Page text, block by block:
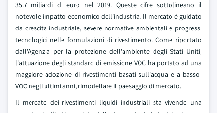
35.7 miliardi di euro nel 2019. Queste cifre sottolineano il
notevole impatto economico dell'industria. Il mercato è guidato
da crescita industriale, severe normative ambientali e progressi
tecnologici nelle formulazioni di rivestimento. Come riportato
dall'Agenzia per la protezione dell'ambiente degli Stati Uniti,
l'attuazione degli standard di emissione VOC ha portato ad una
maggiore adozione di rivestimenti basati sull'acqua e a basso-
VOC negli ultimi anni, rimodellare il paesaggio di mercato.
Il mercato dei rivestimenti liquidi industriali sta vivendo una